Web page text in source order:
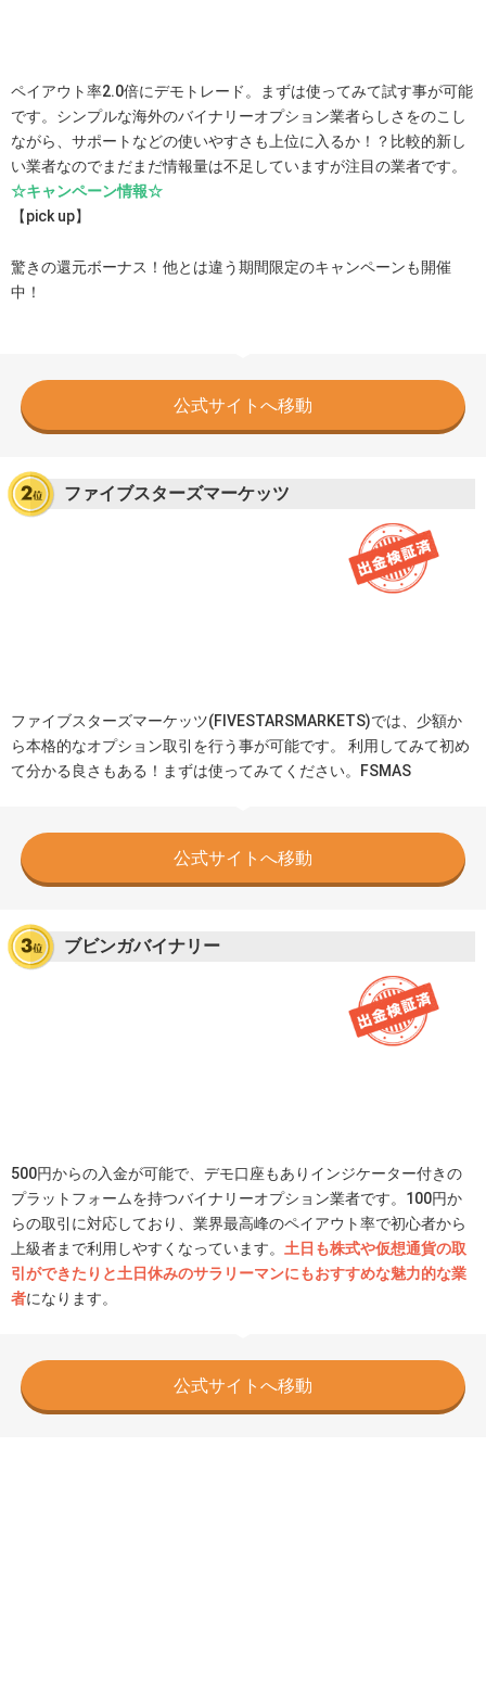
ペイアウト率2.0倍にデモトレード。まずは使ってみて試す事が可能
です。シンプルな海外のバイナリーオプション業者らしさをのこし
ながら、サポートなどの使いやすさも上位に入るか！？比較的新し
い業者なのでまだまだ情報量は不足していますが注目の業者です。
☆キャンペーン情報☆
【pick up】
驚きの還元ボーナス！他とは違う期間限定のキャンペーンも開催
中！
公式サイトへ移動
ファイブスターズマーケッツ
ファイブスターズマーケッツ(FIVESTARSMARKETS)では、少額か
ら本格的なオプション取引を行う事が可能です。 利用してみて初め
て分かる良さもある！まずは使ってみてください。FSMAS
公式サイトへ移動
ブビンガバイナリー
500円からの入金が可能で、デモ口座もありインジケーター付きの
プラットフォームを持つバイナリーオプション業者です。100円か
らの取引に対応しており、業界最高峰のペイアウト率で初心者から
上級者まで利用しやすくなっています。 土日も株式や仮想通貨の取
引ができたりと土日休みのサラリーマンにもおすすめな魅力的な業
者になります。
公式サイトへ移動